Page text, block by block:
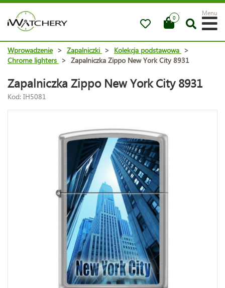
0
Menu
Wprowadzenie > Zapalniczki > Kolekcja podstawowa >
Chrome lighters > Zapalniczka Zippo New York City 8931
Zapalniczka Zippo New York City 8931
Kod: IH5081